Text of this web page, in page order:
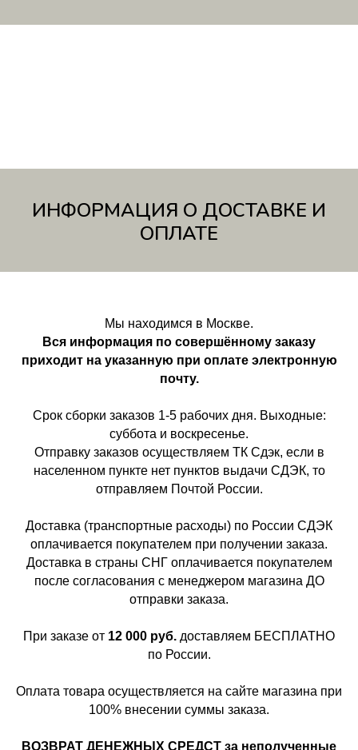
ИНФОРМАЦИЯ О ДОСТАВКЕ И
ОПЛАТЕ
Мы находимся в Москве.
Вся информация по совершённому заказу
приходит на указанную при оплате электронную
почту.
Срок сборки заказов 1-5 рабочих дня. Выходные:
суббота и воскресенье.
Отправку заказов осуществляем ТК Сдэк, если в
населенном пункте нет пунктов выдачи СДЭК, то
отправляем Почтой России.
Доставка (транспортные расходы) по России СДЭК
оплачивается покупателем при получении заказа.
Доставка в страны СНГ оплачивается покупателем
после согласования с менеджером магазина ДО
отправки заказа.
При заказе от 12 000 руб. доставляем БЕСПЛАТНО
по России.
Оплата товара осуществляется на сайте магазина при
100% внесении суммы заказа.
ВОЗВРАТ ДЕНЕЖНЫХ СРЕДСТ за неполученные